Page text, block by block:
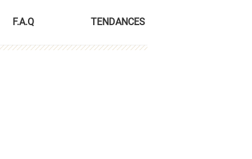
F.A.Q TENDANCES